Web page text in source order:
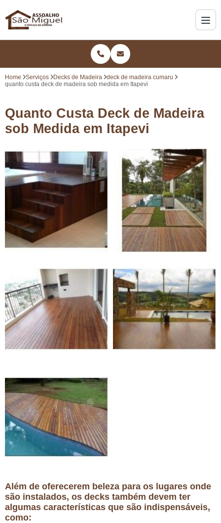
Home Serviços Decks de Madeira
deck de madeira cumaru
quanto custa deck de madeira sob medida em Itapevi
Quanto Custa Deck de Madeira
sob Medida em Itapevi
Além de oferecerem beleza para os lugares onde
são instalados, os decks também devem ter
algumas características que são indispensáveis,
como: